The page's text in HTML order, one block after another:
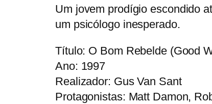
Um jovem prodígio escondido
um psicólogo inesperado.
Título: O Bom Rebelde (Good
Ano: 1997
Realizador: Gus Van Sant
Protagonistas: Matt Damon,